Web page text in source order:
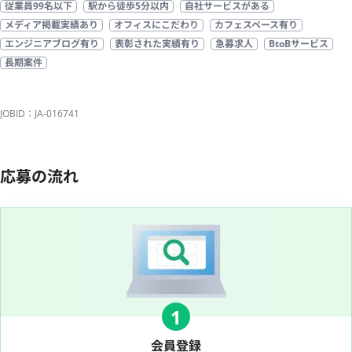
従業員99名以下 駅から徒歩5分以内
自社サービスがある
メディア掲載実績あり
オフィスにこだわり
カフェスペース有り
エンジニアブログ有り
表彰された実績有り 急募求人
BtoBサービス
長期案件
JOBID：JA-016741
応募の流れ
1
会員登録